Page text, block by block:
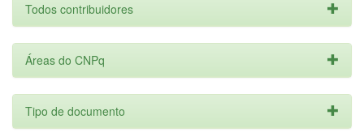
Todos contribuidores
Áreas do CNPq
Tipo de documento